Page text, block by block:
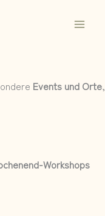
Events und Orte,
Workshops